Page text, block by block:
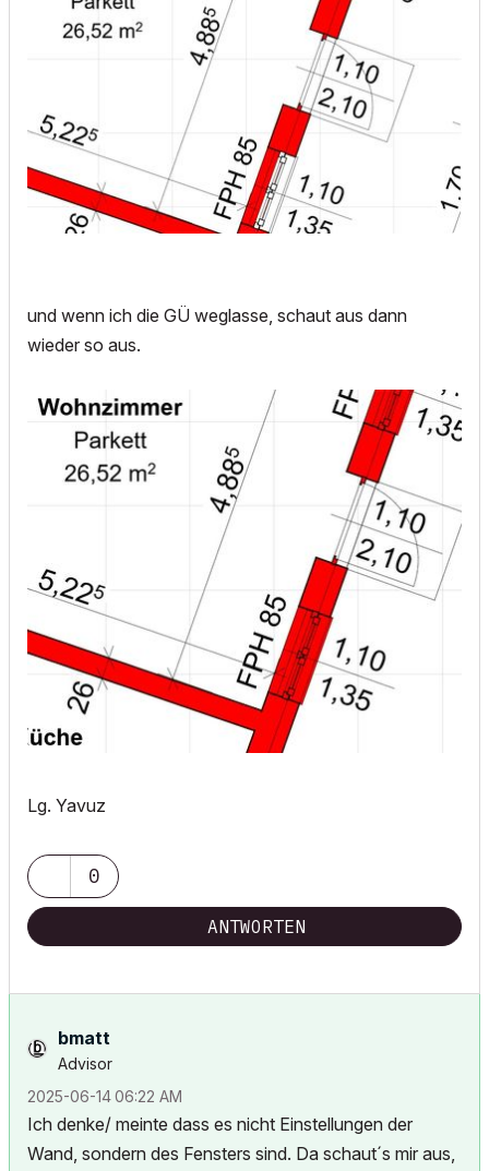
und wenn ich die GÜ weglasse, schaut aus dann
wieder so aus.
Lg. Yavuz
0
ANTWORTEN
bmatt
Advisor
‎2025-06-1406:22 AM
Ich denke/ meinte dass es nicht Einstellungen der
Wand, sondern des Fensters sind. Da schaut´s mir aus,